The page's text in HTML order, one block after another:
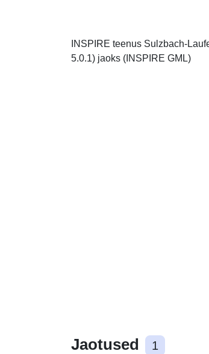
INSPIRE teenus Sulzbach-
5.0.1) jaoks (INSPIRE GML)
Jaotused 1